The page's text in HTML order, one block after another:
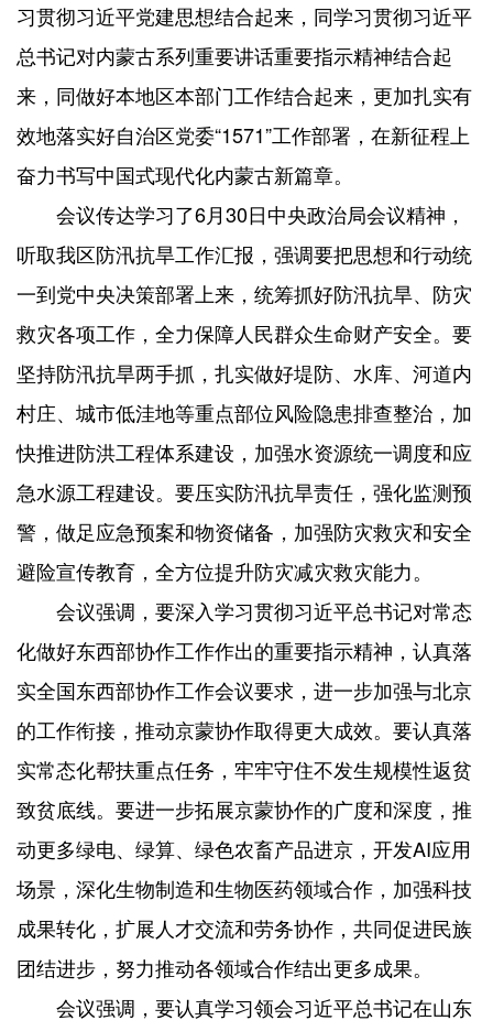
习贯彻习近平党建思想结合起来，同学习贯彻习近平
总书记对内蒙古系列重要讲话重要指示精神结合起
来，同做好本地区本部门工作结合起来，更加扎实有
效地落实好自治区党委“1571”工作部署，在新征程上
奋力书写中国式现代化内蒙古新篇章。
会议传达学习了6月30日中央政治局会议精神，
听取我区防汛抗旱工作汇报，强调要把思想和行动统
一到党中央决策部署上来，统筹抓好防汛抗旱、防灾
救灾各项工作，全力保障人民群众生命财产安全。要
坚持防汛抗旱两手抓，扎实做好堤防、水库、河道内
村庄、城市低洼地等重点部位风险隐患排查整治，加
快推进防洪工程体系建设，加强水资源统一调度和应
急水源工程建设。要压实防汛抗旱责任，强化监测预
警，做足应急预案和物资储备，加强防灾救灾和安全
避险宣传教育，全方位提升防灾减灾救灾能力。
会议强调，要深入学习贯彻习近平总书记对常态
化做好东西部协作工作作出的重要指示精神，认真落
实全国东西部协作工作会议要求，进一步加强与北京
的工作衔接，推动京蒙协作取得更大成效。要认真落
实常态化帮扶重点任务，牢牢守住不发生规模性返贫
致贫底线。要进一步拓展京蒙协作的广度和深度，推
动更多绿电、绿算、绿色农畜产品进京，开发AI应用
场景，深化生物制造和生物医药领域合作，加强科技
成果转化，扩展人才交流和劳务协作，共同促进民族
团结进步，努力推动各领域合作结出更多成果。
会议强调，要认真学习领会习近平总书记在山东